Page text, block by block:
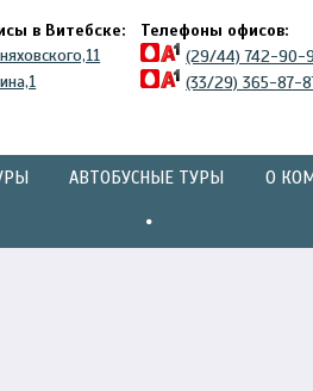
в Витебске:
Телефоны офисов:
(29/44) 742-90-
(33/29) 365-87-
АВТОБУСНЫЕ ТУРЫ О